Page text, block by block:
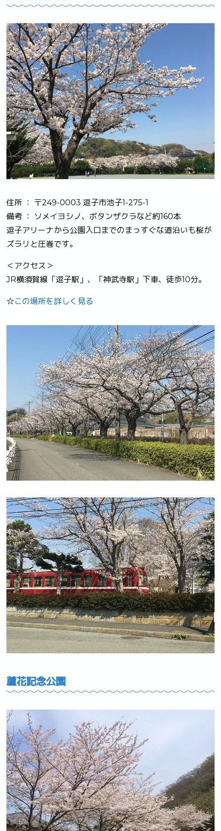
住所 ： 〒249-0003 逗子市池子1-275-1
備考 ： ソメイヨシノ、ボタンザクラなど約160本
逗子アリーナから公園入口までのまっすぐな道沿いも桜が
ズラリと圧巻です。
＜アクセス＞
JR横須賀線「逗子駅」、「神武寺駅」下車、徒歩10分。
☆この場所を詳しく見る
蘆花記念公園